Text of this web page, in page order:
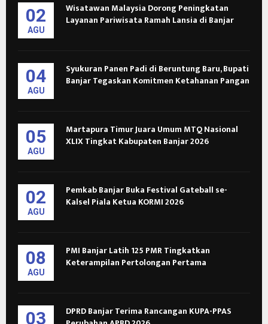
02
AGU
Wisatawan Malaysia Dorong Peningkatan
Layanan Pariwisata Ramah Lansia di Banjar
04
AGU
Syukuran Panen Padi di Beruntung Baru, Bupati
Banjar Tegaskan Komitmen Ketahanan Pangan
05
AGU
Martapura Timur Juara Umum MTQ Nasional
XLIX Tingkat Kabupaten Banjar 2026
02
AGU
Pemkab Banjar Buka Festival Gateball se-
Kalsel Piala Ketua KORMI 2026
08
AGU
PMI Banjar Latih 125 PMR Tingkatkan
Keterampilan Pertolongan Pertama
03
DPRD Banjar Terima Rancangan KUPA-PPAS